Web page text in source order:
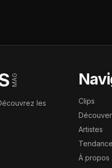
MAG
les
Clips
Artistes
À propos